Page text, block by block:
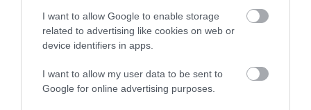
I want to allow Google to enable storage
related to advertising like cookies on web or
device identifiers in apps.
I want to allow my user data to be sent to
Google for online advertising purposes.